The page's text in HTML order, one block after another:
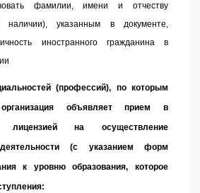
фамилии, имени и отчеству
указанным в документе,
иностранного гражданина в
(профессий), по которым
организация объявляет прием в
лицензией на осуществление
деятельности (с указанием форм
к уровню образования, которое